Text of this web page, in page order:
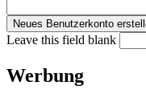
Leave this field blank
Werbung